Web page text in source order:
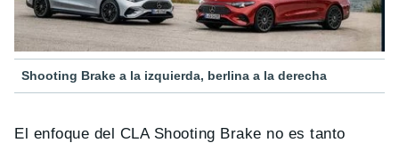
Shooting Brake a la izquierda, berlina a la derecha
El enfoque del CLA Shooting Brake no es tanto